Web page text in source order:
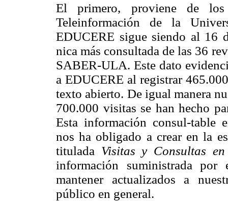
El primero, proviene de
Teleinformación de la
EDUCERE sigue siendo al 16
nica más consultada de las 36
SABER-ULA. Este dato
a EDUCERE al registrar
texto abierto. De igual manera
700.000 visitas se han hecho
Esta información consul-table
nos ha obligado a crear en la
titulada Visitas y Consultas
información suministrada
mantener actualizados a
público en general.